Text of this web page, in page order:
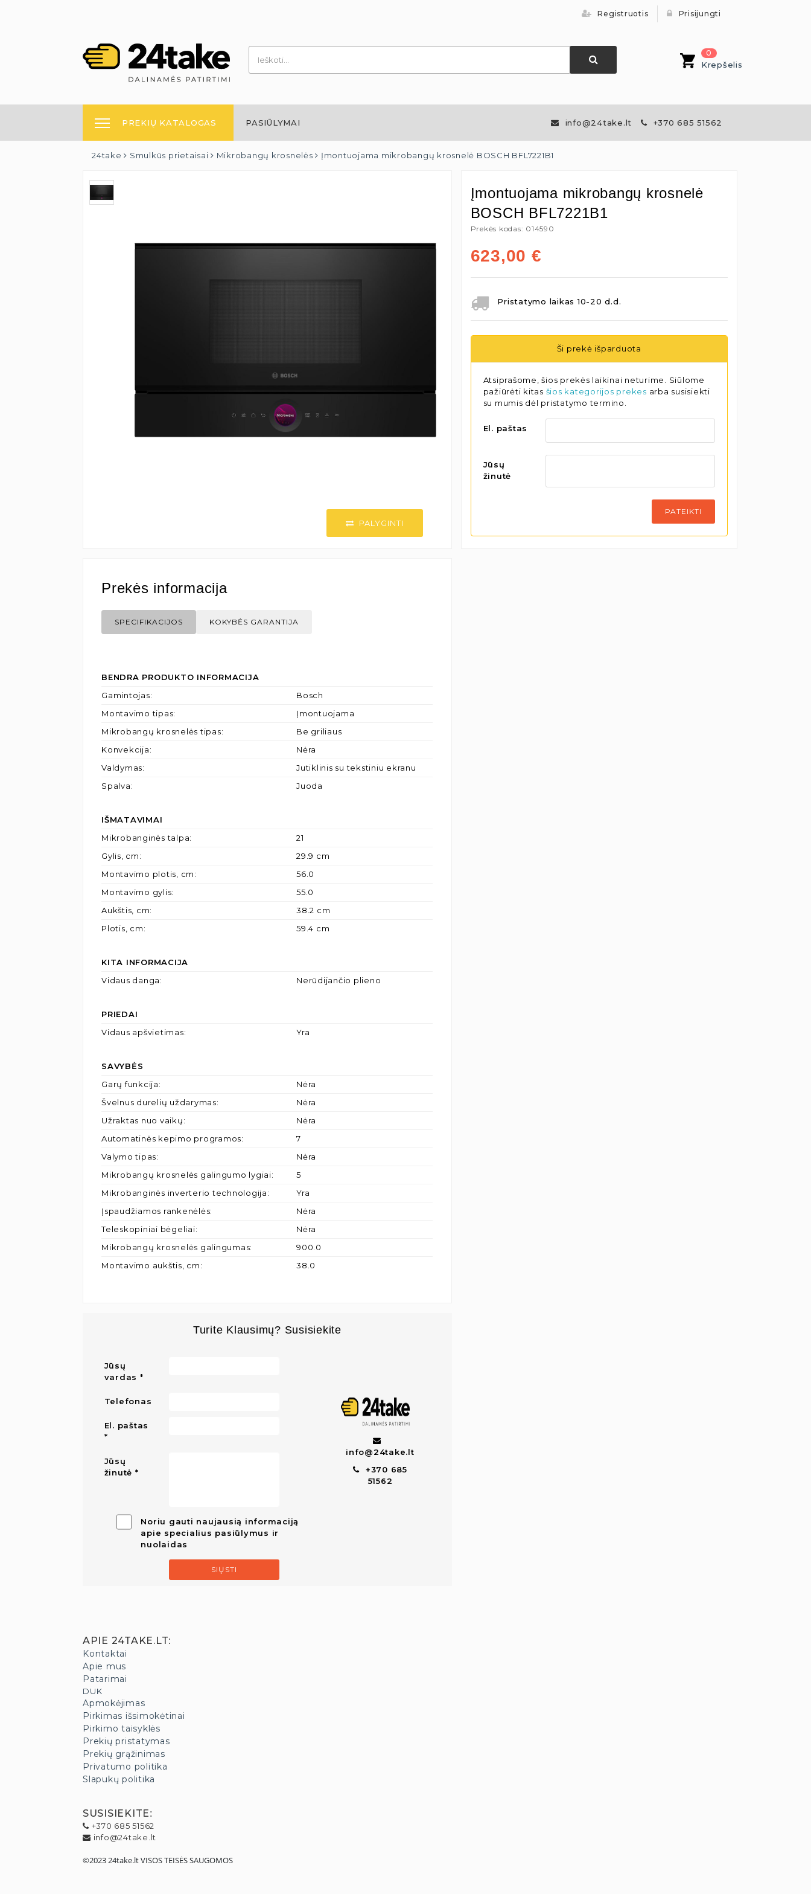
Registruotis Prisijungti
0
Krepšelis
PREKIŲ KATALOGAS PASIŪLYMAI info@24take.lt +370 685 51562
24take Smulkūs prietaisai Mikrobangų krosnelės Įmontuojama mikrobangų krosnelė BOSCH BFL7221B1
PALYGINTI
Įmontuojama mikrobangų krosnelė
BOSCH BFL7221B1
Prekės kodas: 014590
623,00 €
Pristatymo laikas 10-20 d.d.
Ši prekė išparduota
Atsiprašome, šios prekės laikinai neturime. Siūlome
pažiūrėti kitas šios kategorijos prekes arba susisiekti
su mumis dėl pristatymo termino.
El. paštas
Jūsų
žinutė
PATEIKTI
Prekės informacija
SPECIFIKACIJOS KOKYBĖS GARANTIJA
BENDRA PRODUKTO INFORMACIJA
Gamintojas:
Bosch
Montavimo tipas:
Įmontuojama
Mikrobangų krosnelės tipas:
Be griliaus
Konvekcija:
Nėra
Valdymas:
Jutiklinis su tekstiniu ekranu
Spalva: Juoda
IŠMATAVIMAI
Mikrobanginės talpa:
21
Gylis, cm:
29.9 cm
Montavimo plotis, cm:
56.0
Montavimo gylis:
55.0
Aukštis, cm:
38.2 cm
Plotis, cm: 59.4 cm
KITA INFORMACIJA
Vidaus danga: Nerūdijančio plieno
PRIEDAI
Vidaus apšvietimas: Yra
SAVYBĖS
Garų funkcija:
Nėra
Švelnus durelių uždarymas:
Nėra
Užraktas nuo vaikų:
Nėra
Automatinės kepimo programos:
7
Valymo tipas:
Nėra
Mikrobangų krosnelės galingumo lygiai:
5
Mikrobanginės inverterio technologija:
Yra
Įspaudžiamos rankenėlės:
Nėra
Teleskopiniai bėgeliai:
Nėra
Mikrobangų krosnelės galingumas:
900.0
Montavimo aukštis, cm: 38.0
Turite Klausimų? Susisiekite
Jūsų
vardas
Telefonas
El. paštas
Jūsų
žinutė
Noriu gauti naujausią informaciją
apie specialius pasiūlymus ir
nuolaidas
SIŲSTI
info@24take.lt
+370 685
51562
APIE 24TAKE.LT:
Kontaktai
Apie mus
Patarimai
DUK
Apmokėjimas
Pirkimas išsimokėtinai
Pirkimo taisyklės
Prekių pristatymas
Prekių grąžinimas
Privatumo politika
Slapukų politika
SUSISIEKITE:
+370 685 51562
info@24take.lt
©2023 24take.lt VISOS TEISĖS SAUGOMOS